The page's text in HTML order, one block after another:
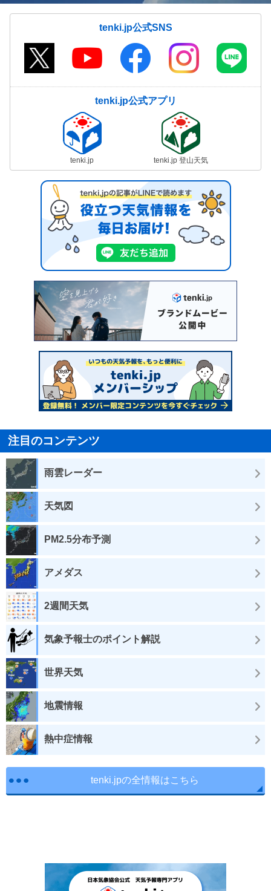
tenki.jp公式SNS
tenki.jp公式アプリ
tenki.jp tenki.jp 登山天気
注目のコンテンツ
雨雲レーダー
天気図
PM2.5分布予測
アメダス
2週間天気
気象予報士のポイント解説
世界天気
地震情報
熱中症情報
tenki.jpの全情報はこちら